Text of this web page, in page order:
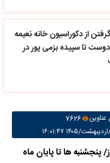
از دکوراسیون خانه نعیمه
تا سپیده بزمی پور در
عناوین ۷۶۲۶
ها تا پایان ماه